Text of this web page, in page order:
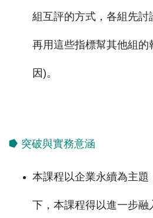
組互評的方式，各組先討
再用這些指標幫其他組
因)。
⭓ 突破與實務意涵
本課程以企業永續為主
下，本課程得以進一步融